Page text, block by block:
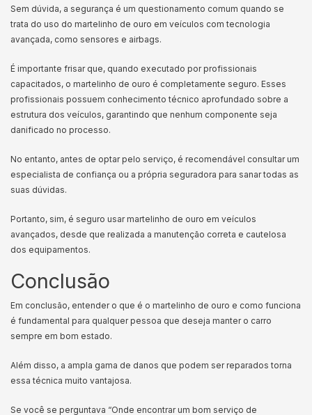
Sem dúvida, a segurança é um questionamento comum quando se
trata do uso do martelinho de ouro em veículos com tecnologia
avançada, como sensores e airbags.
É importante frisar que, quando executado por profissionais
capacitados, o martelinho de ouro é completamente seguro. Esses
profissionais possuem conhecimento técnico aprofundado sobre a
estrutura dos veículos, garantindo que nenhum componente seja
danificado no processo.
No entanto, antes de optar pelo serviço, é recomendável consultar um
especialista de confiança ou a própria seguradora para sanar todas as
suas dúvidas.
Portanto, sim, é seguro usar martelinho de ouro em veículos
avançados, desde que realizada a manutenção correta e cautelosa
dos equipamentos.
Conclusão
Em conclusão, entender o que é o martelinho de ouro e como funciona
é fundamental para qualquer pessoa que deseja manter o carro
sempre em bom estado.
Além disso, a ampla gama de danos que podem ser reparados torna
essa técnica muito vantajosa.
Se você se perguntava “Onde encontrar um bom serviço de